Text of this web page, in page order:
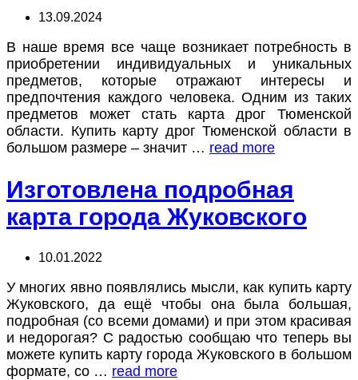
13.09.2024
В наше время все чаще возникает потребность в
приобретении индивидуальных и уникальных
предметов, которые отражают интересы и
предпочтения каждого человека. Одним из таких
предметов может стать карта дрог Тюменской
области. Купить карту дрог Тюменской области в
большом размере – значит … read more
Изготовлена подробная
карта города Жуковского
10.01.2022
У многих явно появлялись мысли, как купить карту
Жуковского, да ещё чтобы она была большая,
подробная (со всеми домами) и при этом красивая
и недорогая? С радостью сообщаю что теперь вы
можете купить карту города Жуковского в большом
формате, со … read more